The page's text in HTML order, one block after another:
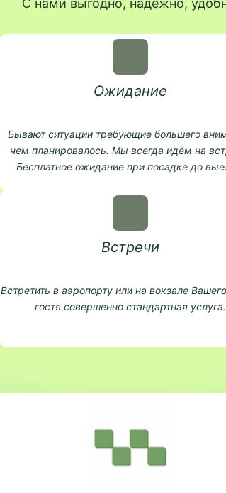
С нами выгодно, надёжно,
Ожидание
Бывают ситуации требующие большего
чем планировалось. Мы всегда идём на
Бесплатное ожидание при посадке до
Встречи
Встретить в аэропорту или на вокзале
гостя совершенно стандартная услуга.